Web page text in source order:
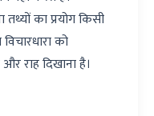
तथ्यों का प्रयोग किसी
को
राह दिखाना है।